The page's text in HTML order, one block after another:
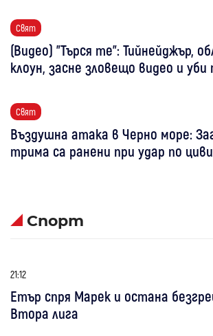
Свят
(Видео) "Търся те": Тийнейджър,
клоун, засне зловещо видео и уби
Свят
Въздушна атака в Черно море:
трима са ранени при удар по
Спорт
21:12
Етър спря Марек и остана
Втора лига